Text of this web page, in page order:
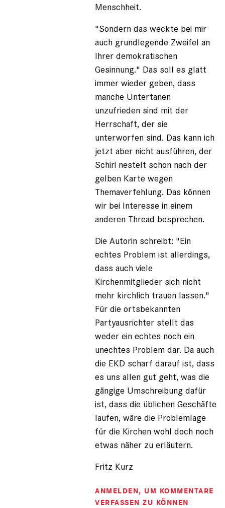
Menschheit.
"Sondern das weckte bei mir
auch grundlegende Zweifel an
Ihrer demokratischen
Gesinnung." Das soll es glatt
immer wieder geben, dass
manche Untertanen
unzufrieden sind mit der
Herrschaft, der sie
unterworfen sind. Das kann ich
jetzt aber nicht ausführen, der
Schiri nestelt schon nach der
gelben Karte wegen
Themaverfehlung. Das können
wir bei Interesse in einem
anderen Thread besprechen.
Die Autorin schreibt: "Ein
echtes Problem ist allerdings,
dass auch viele
Kirchenmitglieder sich nicht
mehr kirchlich trauen lassen."
Für die ortsbekannten
Partyausrichter stellt das
weder ein echtes noch ein
unechtes Problem dar. Da auch
die EKD scharf darauf ist, dass
es uns allen gut geht, was die
gängige Umschreibung dafür
ist, dass die üblichen Geschäfte
laufen, wäre die Problemlage
für die Kirchen wohl doch noch
etwas näher zu erläutern.
Fritz Kurz
ANMELDEN, UM KOMMENTARE
VERFASSEN ZU KÖNNEN